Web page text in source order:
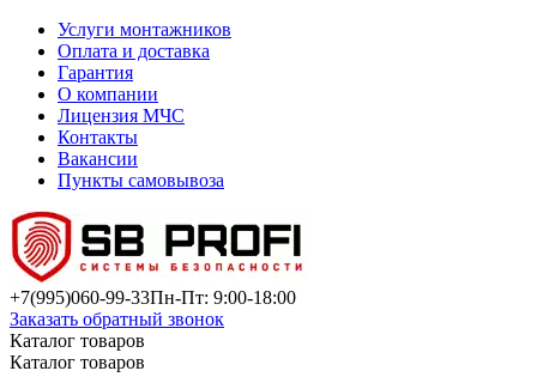
Услуги монтажников
Оплата и доставка
Гарантия
О компании
Лицензия МЧС
Контакты
Вакансии
Пункты самовывоза
+7(995)060-99-33Пн-Пт: 9:00-18:00
Заказать обратный звонок
Каталог товаров
Каталог товаров